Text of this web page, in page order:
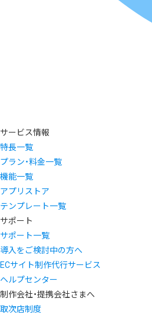
サービス情報
特長一覧
プラン・料金一覧
機能一覧
アプリストア
テンプレート一覧
サポート
サポート一覧
導入をご検討中の方へ
ECサイト制作代行サービス
ヘルプセンター
制作会社・提携会社さまへ
取次店制度